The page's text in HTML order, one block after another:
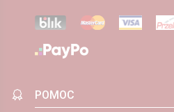
POMOC